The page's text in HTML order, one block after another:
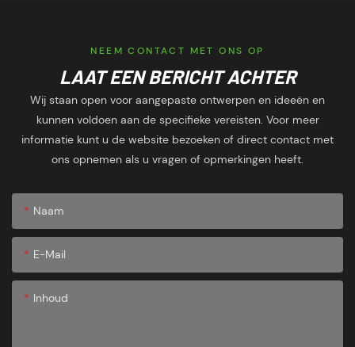
schouderrugzakken en
meer
NEEM CONTACT MET ONS OP
LAAT EEN BERICHT ACHTER
Wij staan open voor aangepaste ontwerpen en ideeën en
kunnen voldoen aan de specifieke vereisten. Voor meer
informatie kunt u de website bezoeken of direct contact met
ons opnemen als u vragen of opmerkingen heeft.
Naam
E-Mail
Inhoud